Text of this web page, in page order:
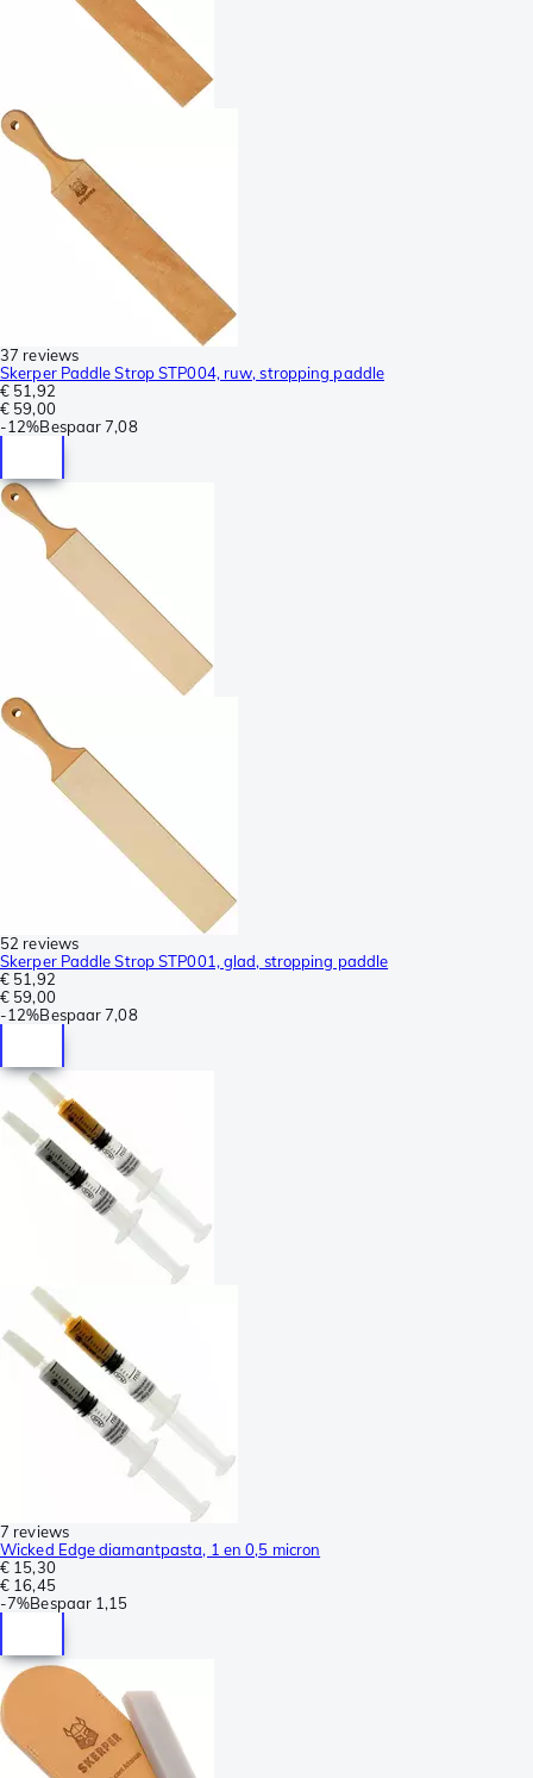
37 reviews
Skerper Paddle Strop STP004, ruw, stropping paddle
€ 51,92
€ 59,00
-12%Bespaar 7,08
52 reviews
Skerper Paddle Strop STP001, glad, stropping paddle
€ 51,92
€ 59,00
-12%Bespaar 7,08
7 reviews
Wicked Edge diamantpasta, 1 en 0,5 micron
€ 15,30
€ 16,45
-7%Bespaar 1,15